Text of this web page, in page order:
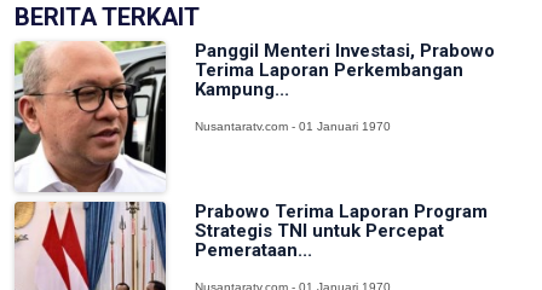
BERITA TERKAIT
Panggil Menteri Investasi, Prabowo
Terima Laporan Perkembangan
Kampung...
Nusantaratv.com - 01 Januari 1970
Prabowo Terima Laporan Program
Strategis TNI untuk Percepat
Pemerataan...
Nusantaratv.com - 01 Januari 1970